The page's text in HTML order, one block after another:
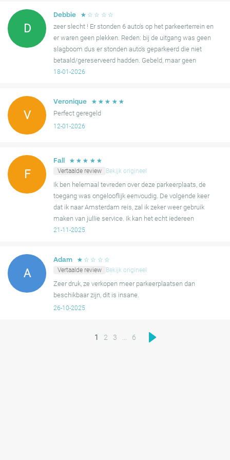
meer reserveringen dan beschikbare plekken, wat resulteerde in
situaties waarin chauffeurs moeite hadden om parkeerplaatsen
Samenvattend, hoewel de parkeergelegenheid over het algemeen
goed wordt ontvangen vanwege het gebruiksgemak en de
moeten zijn met het timen van hun aankomst en voorbereid
moeten zijn op mogelijke kleine hobbels tijdens de toegang.
D
Debbie ☆ ☆ ☆ ☆ ☆
zeer slecht ! Er stonden 6 auto's op het parkeerterrein en
er waren geen plekken. Reden: bij de uitgang was geen
slagboom dus er stonden auto's geparkeerd die niet
betaald/gereserveerd hadden. Gebeld, maar geen
oplossing. Conclusie: niet reserveren en vooruit betalen.
18-01-2026
V
Veronique ☆ ☆ ☆ ☆ ☆
Perfect geregeld
12-01-2026
F
Fall ☆ ☆ ☆ ☆ ☆
Vertaalde review
Bekijk origineel
Ik ben helemaal tevreden over deze parkeerplaats, de
toegang was ongelooflijk eenvoudig. De volgende keer
dat ik naar Amsterdam reis, zal ik zeker weer gebruik
maken van jullie service. Ik kan het echt iedereen
aanbevelen.
21-11-2025
A
Adam ☆ ☆ ☆ ☆ ☆
Vertaalde review
Bekijk origineel
Zeer druk, ze verkopen meer parkeerplaatsen dan
beschikbaar zijn, dit is insane.
26-10-2025
1 2 3 6